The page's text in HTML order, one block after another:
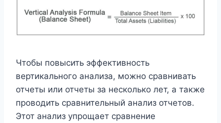
Чтобы повысить эффективность
вертикального анализа, можно сравнивать
отчеты или отчеты за несколько лет, а также
проводить сравнительный анализ отчетов.
Этот анализ упрощает сравнение